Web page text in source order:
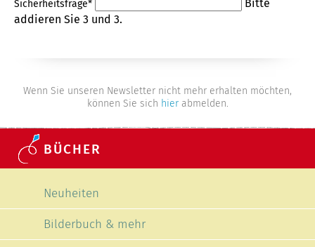
Sicherheitsfrage*
Bitte
addieren Sie 3 und 3.
Wenn Sie unseren Newsletter nicht mehr erhalten möchten,
können Sie sich hierabmelden.
BÜCHER
Navigation überspringen
Neuheiten
Bilderbuch & mehr